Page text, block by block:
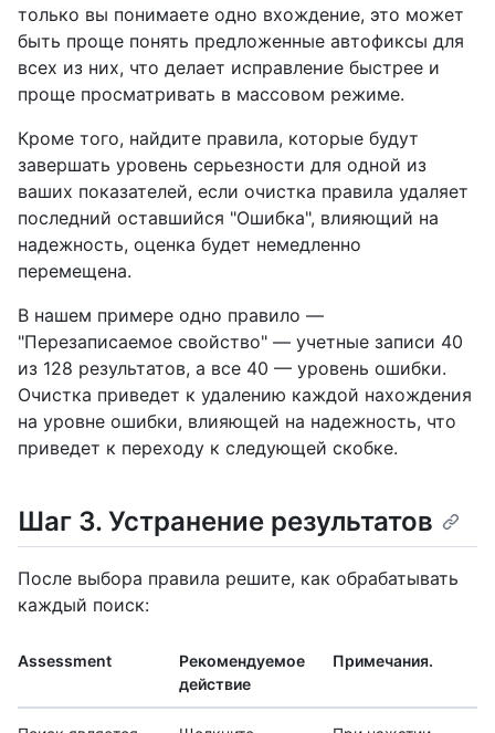
только вы понимаете одно вхождение, это может
быть проще понять предложенные автофиксы для
всех из них, что делает исправление быстрее и
проще просматривать в массовом режиме.
Кроме того, найдите правила, которые будут
завершать уровень серьезности для одной из
ваших показателей, если очистка правила удаляет
последний оставшийся "Ошибка", влияющий на
надежность, оценка будет немедленно
перемещена.
В нашем примере одно правило —
"Перезаписаемое свойство" — учетные записи 40
из 128 результатов, а все 40 — уровень ошибки.
Очистка приведет к удалению каждой нахождения
на уровне ошибки, влияющей на надежность, что
приведет к переходу к следующей скобке.
Шаг 3. Устранение результатов
После выбора правила решите, как обрабатывать
каждый поиск:
Assessment
Рекомендуемое
действие
Примечания.